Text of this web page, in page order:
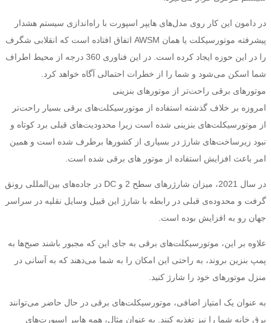
در دامون این کار روی مدل‌های هایپر اسپورت با راه‌اندازی سیستم هشدار
پیشرفته موتورسیکلت یا همان AWSM اتفاق افتاده است که انقلابی شگرف
را در این حوزه ایجاد کرده است. در این فناوری 360 درجه از محیط اطراف
شما اسکن می‌شود و شما را از خطرات احتمالی آگاه خواهد کرد.
موتورهای برقی راحت‌تر از موتورهای بنزینی
امروزه بر خلاف گذشته استفاده از موتورسیکلت‌های برقی بسیار راحت‌تر
از موتورسیکلت‌های بنزینی شده است زیرا محدودیت‌های قبلی برد کوتاه و
نبود زیرساخت‌های شارژ در بسیاری از کشورها برطرف شده است و همین
امر باعث افزایش استفاده از موتور های برقی شده است.
در سال 2021، میزان شارژرهای سطح 2 و DC در جاده‌های بین‌المللی رونق
گرفت و محدوده‌ی قبلی در رابطه با شارژ این قبیل وسایل نقلیه در سراسر
جهان رو به افزایش بوده است.
علاوه بر این، موتورسیکلت‌های برقی به جای این که مجبور باشند صبح‌ها به
پمپ بنزین بروند، به راحتی این امکان را به شما می‌دهند که به آسانی در
منزل موتورهای خود را شارژ کنید.
به عنوان یک امتیاز اضافی، موتورسیکلت‌های برقی در حال حاضر می‌توانند
برق خانه شما را نیز تغذیه کنند. به عنوان مثال، همه هایپر اسپورت‌های